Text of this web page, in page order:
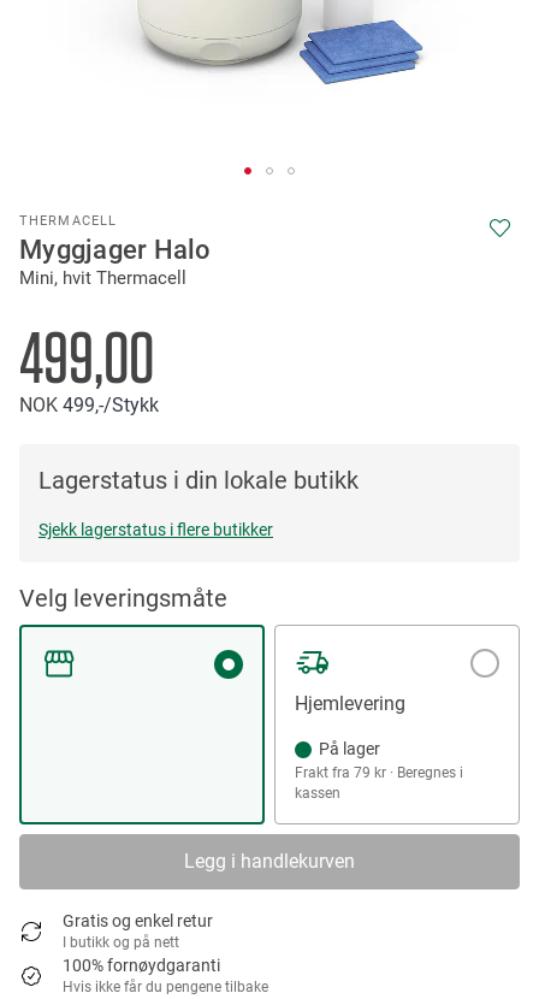
THERMACELL
Myggjager Halo
Mini, hvit Thermacell
499,00
NOK 499,-/Stykk
Lagerstatus i din lokale butikk
Sjekk lagerstatus i flere butikker
Velg leveringsmåte
Hjemlevering
På lager
Frakt fra 79 kr · Beregnes i
kassen
Legg i handlekurven
Gratis og enkel retur
I butikk og på nett
100% fornøydgaranti
Hvis ikke får du pengene tilbake
to
the
beginning
the
images
gallery